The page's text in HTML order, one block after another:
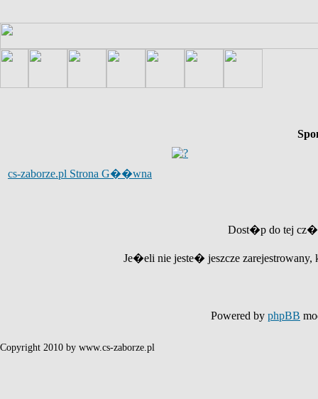
cs-zaborze.pl Strona G��wna
Dost�p do tej
Je�eli nie jeste� jeszcze
Powered by phpBB
Copyright 2010 by www.cs-zaborze.pl